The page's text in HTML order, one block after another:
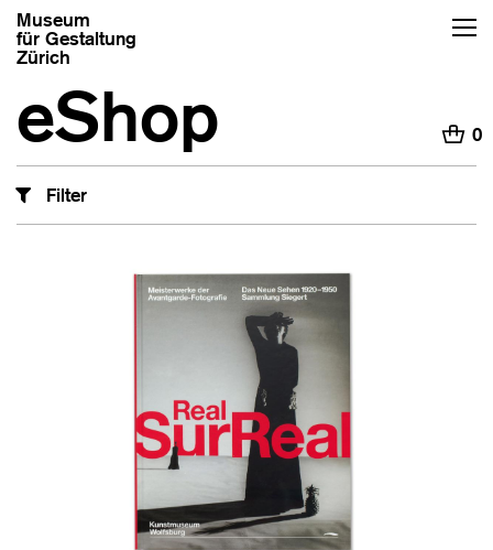
Museum
für Gestaltung
Zürich
eShop H 0
Filter